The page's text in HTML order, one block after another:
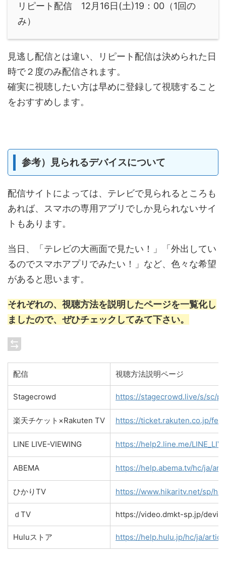
リピート配信 12月16日(土)19：00（1回の
み）
見逃し配信とは違い、リピート配信は決められた日
時で２度のみ配信されます。
確実に視聴したい方は早めに登録して視聴すること
をおすすめします。
参考）見られるデバイスについて
配信サイトによっては、テレビで見られるところも
あれば、スマホの専用アプリでしか見られないサイ
トもあります。
当日、「テレビの大画面で見たい！」「外出してい
るのでスマホアプリでみたい！」など、色々な希望
があると思います。
それぞれの、視聴方法を説明したページを一覧化し
ましたので、ぜひチェックしてみて下さい。
配信 視聴方法説明ページ
Stagecrowd https://stagecrowd.live/s/sc/
楽天チケット×Rakuten TV https://ticket.rakuten.co.jp/
LINE LIVE-VIEWING https://help2.line.me/
ABEMA https://help.abema.tv/hc/ja/
ひかりTV https://www.hikaritv.net/sp/
ｄTV https://video.dmkt-sp.jp/
Huluストア https://help.hulu.jp/hc/ja/